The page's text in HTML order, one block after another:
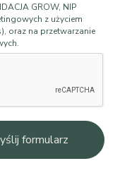
GROW, NIP
z użyciem
oraz na przetwarzanie
formularz